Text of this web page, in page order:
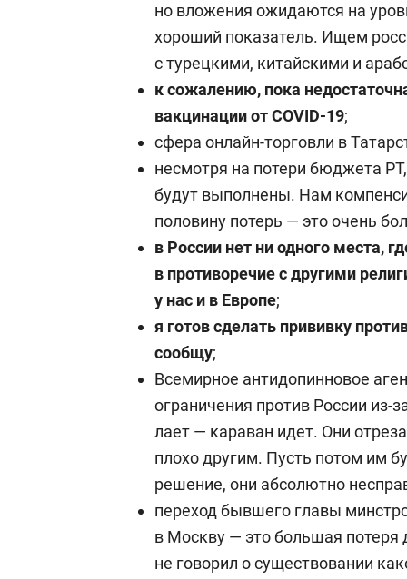
но вложения ожидаются на
хороший показатель. Ищем
с турецкими, китайскими и
к сожалению, пока
вакцинации от COVID-19;
сфера онлайн-торговли в
несмотря на потери бюджета
будут выполнены. Нам
половину потерь — это очень
в России нет ни одного места,
в противоречие с другими
у нас и в Европе;
я готов сделать прививку
сообщу;
Всемирное антидопинновое
ограничения против России из-
лает — караван идет. Они
плохо другим. Пусть потом им
решение, они абсолютно
переход бывшего главы
в Москву — это большая потеря
не говорил о существовании